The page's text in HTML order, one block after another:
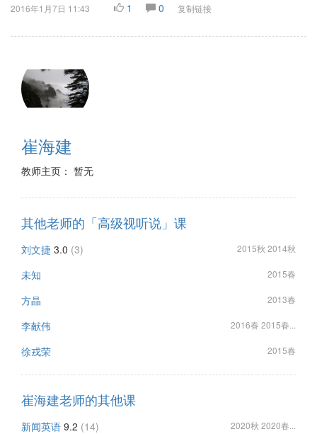
2016年1月7日 11:43 1 0 复制链接
崔海建
教师主页： 暂无
其他老师的「高级视听说」课
刘文捷 3.0 (3) 2015秋 2014秋
未知 2015春
方晶 2013春
李献伟 2016春 2015春...
徐戎荣 2015春
崔海建老师的其他课
新闻英语 9.2 (14) 2020秋 2020春...